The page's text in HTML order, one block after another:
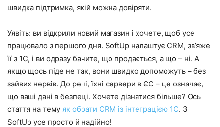
швидка підтримка, якій можна довіряти.
Уявіть: ви відкрили новий магазин і хочете, щоб усе
працювало з першого дня. SoftUp налаштує CRM, зв’яже
її з 1С, і ви одразу бачите, що продається, а що – ні. А
якщо щось піде не так, вони швидко допоможуть – без
зайвих нервів. До речі, їхні сервери в ЄС – це означає,
що ваші дані в безпеці. Хочете дізнатися більше? Ось
стаття на тему як обрати CRM із інтеграцією 1С. З
SoftUp усе просто й надійно!